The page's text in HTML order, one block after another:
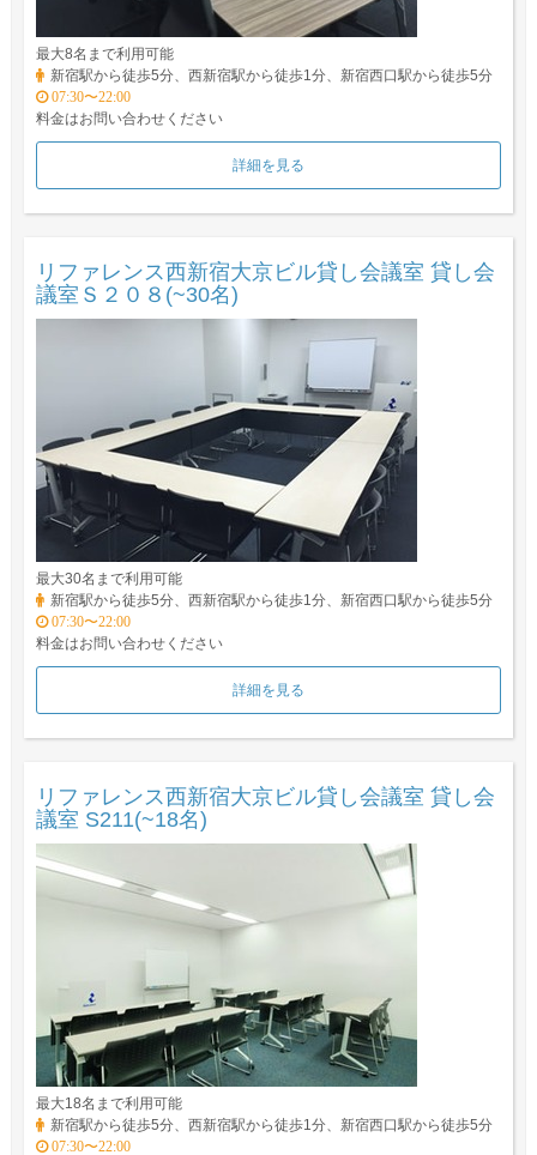
最大8名まで利用可能
新宿駅から徒歩5分、西新宿駅から徒歩1分、新宿西口駅から徒歩5分
07:30〜22:00
料金はお問い合わせください
詳細を見る
リファレンス西新宿大京ビル貸し会議室 貸し会
議室Ｓ２０８(~30名)
最大30名まで利用可能
新宿駅から徒歩5分、西新宿駅から徒歩1分、新宿西口駅から徒歩5分
07:30〜22:00
料金はお問い合わせください
詳細を見る
リファレンス西新宿大京ビル貸し会議室 貸し会
議室 S211(~18名)
最大18名まで利用可能
新宿駅から徒歩5分、西新宿駅から徒歩1分、新宿西口駅から徒歩5分
07:30〜22:00